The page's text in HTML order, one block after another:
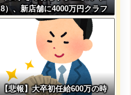
8）、新店舗に4000万円クラフ
ァンした成功した結果弱男集団
から叩かれてしまうｗｗｗｗ
【悲報】大卒初任給600万の時